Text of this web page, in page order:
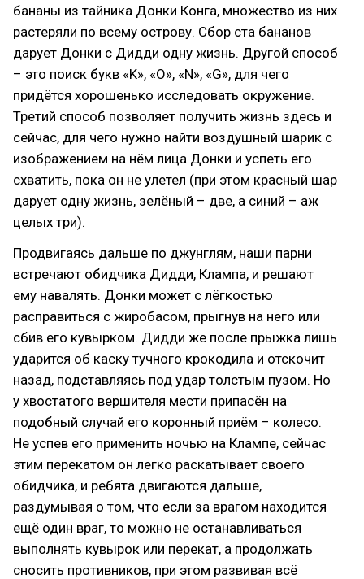
бананы из тайника Донки Конга, множество из них
растеряли по всему острову. Сбор ста бананов
дарует Донки с Дидди одну жизнь. Другой способ
– это поиск букв «K», «O», «N», «G», для чего
придётся хорошенько исследовать окружение.
Третий способ позволяет получить жизнь здесь и
сейчас, для чего нужно найти воздушный шарик с
изображением на нём лица Донки и успеть его
схватить, пока он не улетел (при этом красный шар
дарует одну жизнь, зелёный – две, а синий – аж
целых три).
Продвигаясь дальше по джунглям, наши парни
встречают обидчика Дидди, Клампа, и решают
ему навалять. Донки может с лёгкостью
расправиться с жиробасом, прыгнув на него или
сбив его кувырком. Дидди же после прыжка лишь
ударится об каску тучного крокодила и отскочит
назад, подставляясь под удар толстым пузом. Но
у хвостатого вершителя мести припасён на
подобный случай его коронный приём – колесо.
Не успев его применить ночью на Клампе, сейчас
этим перекатом он легко раскатывает своего
обидчика, и ребята двигаются дальше,
раздумывая о том, что если за врагом находится
ещё один враг, то можно не останавливаться
выполнять кувырок или перекат, а продолжать
сносить противников, при этом развивая всё